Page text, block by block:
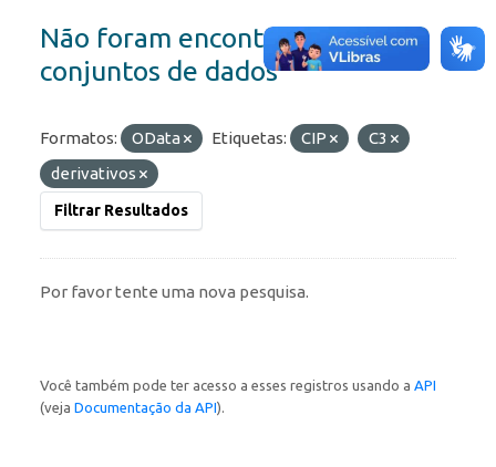
Não foram encontrados
conjuntos de dados
Formatos: OData Etiquetas: CIP
C3
derivativos
Filtrar Resultados
Por favor tente uma nova pesquisa.
Você também pode ter acesso a esses registros usando a API
(veja Documentação da API).